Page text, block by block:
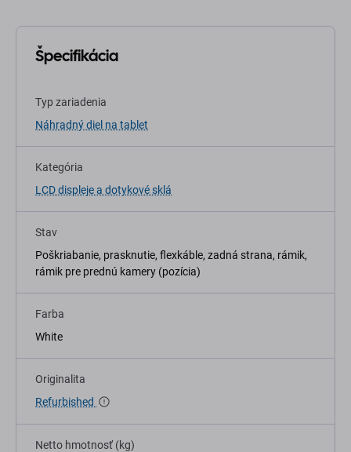
Špecifikácia
Typ zariadenia
Náhradný diel na tablet
Kategória
LCD displeje a dotykové sklá
Stav
Poškriabanie, prasknutie, flexkáble, zadná strana, rámik,
rámik pre prednú kamery (pozícia)
Farba
White
Originalita
Refurbished
Netto hmotnosť (kg)